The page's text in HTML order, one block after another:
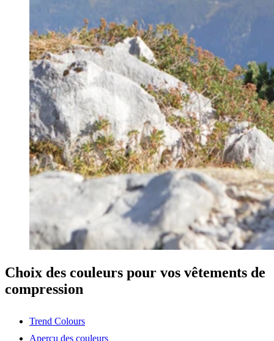
Choix des couleurs pour vos vêtements de
compression
Trend Colours
Aperçu des couleurs